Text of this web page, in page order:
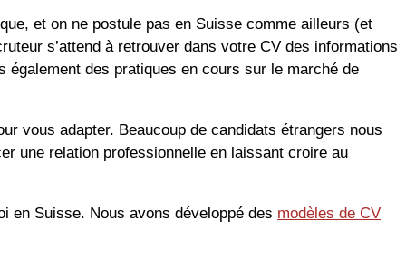
et on ne postule pas en Suisse comme ailleurs (et
s’attend à retrouver dans votre CV des informations
des pratiques en cours sur le marché de
vous adapter. Beaucoup de candidats étrangers nous
une relation professionnelle en laissant croire au
en Suisse. Nous avons développé des modèles de CV